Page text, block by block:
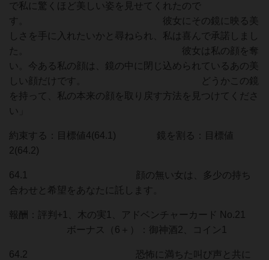
で私に驚くほど美しい姿を見せてくれたので
す。 彼女にその鏡に映る美
しさを手に入れたいかと尋ねられ、私は喜んで承諾しまし
た。 彼女は私の顔を奪
い。今ある私の顔は、鏡の中に閉じ込められているあの美
しい顔だけです。 どうかこの鏡
を持って、私の本来の顔を取り戻す方法を見つけてくださ
い」
約束する：目標値4(64.1) 鏡を割る：目標値
2(64.2)
64.1 顔の無い女は、多少の持ち
合わせと希望をあなたに託します。
報酬：評判+1、木の実1、アドベンチャーカード No.21
ボーナス（6＋）：御神酒2、コイン1
64.2 恐怖に満ちた叫び声と共に